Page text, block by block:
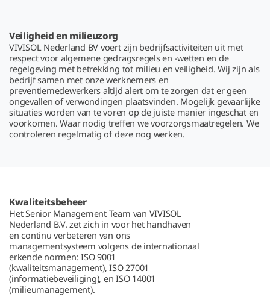
Veiligheid en milieuzorg
VIVISOL Nederland BV voert zijn bedrijfsactiviteiten uit met
respect voor algemene gedragsregels en -wetten en de
regelgeving met betrekking tot milieu en veiligheid. Wij zijn als
bedrijf samen met onze werknemers en
preventiemedewerkers altijd alert om te zorgen dat er geen
ongevallen of verwondingen plaatsvinden. Mogelijk gevaarlijke
situaties worden van te voren op de juiste manier ingeschat en
voorkomen. Waar nodig treffen we voorzorgsmaatregelen. We
controleren regelmatig of deze nog werken.
Kwaliteitsbeheer
Het Senior Management Team van VIVISOL
Nederland B.V. zet zich in voor het handhaven
en continu verbeteren van ons
managementsysteem volgens de internationaal
erkende normen: ISO 9001
(kwaliteitsmanagement), ISO 27001
(informatiebeveiliging), en ISO 14001
(milieumanagement).